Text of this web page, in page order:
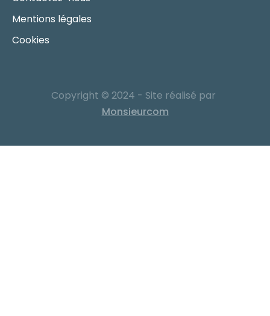
Mentions légales
Cookies
Copyright © 2024 - Site réalisé par
Monsieurcom